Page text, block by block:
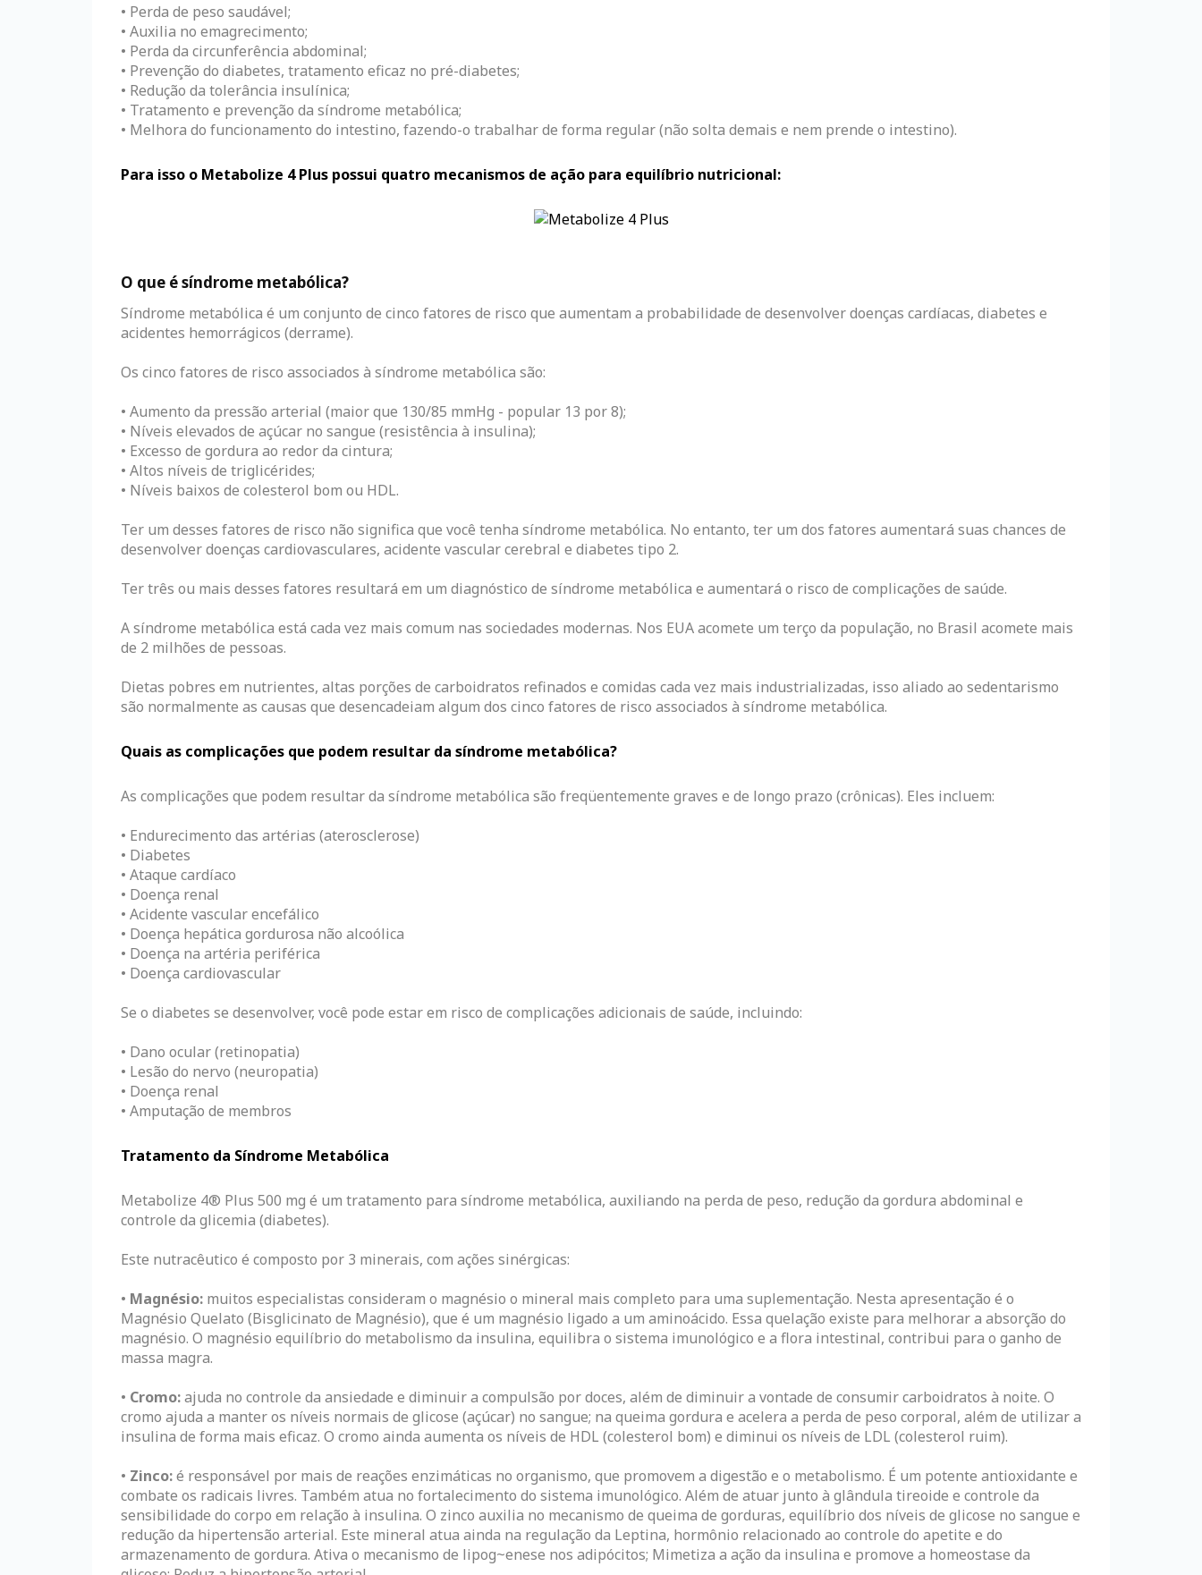
• Perda de peso saudável;
• Auxilia no emagrecimento;
• Perda da circunferência abdominal;
• Prevenção do diabetes, tratamento eficaz no pré-diabetes;
• Redução da tolerância insulínica;
• Tratamento e prevenção da síndrome metabólica;
• Melhora do funcionamento do intestino, fazendo-o trabalhar de forma regular (não solta demais e nem prende o intestino).
Para isso o Metabolize 4 Plus possui quatro mecanismos de ação para equilíbrio nutricional:
O que é síndrome metabólica?
Síndrome metabólica é um conjunto de cinco fatores de risco que aumentam a probabilidade de desenvolver doenças cardíacas, diabetes e
acidentes hemorrágicos (derrame).
Os cinco fatores de risco associados à síndrome metabólica são:
• Aumento da pressão arterial (maior que 130/85 mmHg - popular 13 por 8);
• Níveis elevados de açúcar no sangue (resistência à insulina);
• Excesso de gordura ao redor da cintura;
• Altos níveis de triglicérides;
• Níveis baixos de colesterol bom ou HDL.
Ter um desses fatores de risco não significa que você tenha síndrome metabólica. No entanto, ter um dos fatores aumentará suas chances de
desenvolver doenças cardiovasculares, acidente vascular cerebral e diabetes tipo 2.
Ter três ou mais desses fatores resultará em um diagnóstico de síndrome metabólica e aumentará o risco de complicações de saúde.
A síndrome metabólica está cada vez mais comum nas sociedades modernas. Nos EUA acomete um terço da população, no Brasil acomete mais
de 2 milhões de pessoas.
Dietas pobres em nutrientes, altas porções de carboidratos refinados e comidas cada vez mais industrializadas, isso aliado ao sedentarismo
são normalmente as causas que desencadeiam algum dos cinco fatores de risco associados à síndrome metabólica.
Quais as complicações que podem resultar da síndrome metabólica?
As complicações que podem resultar da síndrome metabólica são freqüentemente graves e de longo prazo (crônicas). Eles incluem:
• Endurecimento das artérias (aterosclerose)
• Diabetes
• Ataque cardíaco
• Doença renal
• Acidente vascular encefálico
• Doença hepática gordurosa não alcoólica
• Doença na artéria periférica
• Doença cardiovascular
Se o diabetes se desenvolver, você pode estar em risco de complicações adicionais de saúde, incluindo:
• Dano ocular (retinopatia)
• Lesão do nervo (neuropatia)
• Doença renal
• Amputação de membros
Tratamento da Síndrome Metabólica
Metabolize 4® Plus 500 mg é um tratamento para síndrome metabólica, auxiliando na perda de peso, redução da gordura abdominal e
controle da glicemia (diabetes).
Este nutracêutico é composto por 3 minerais, com ações sinérgicas:
• Magnésio: muitos especialistas consideram o magnésio o mineral mais completo para uma suplementação. Nesta apresentação é o
Magnésio Quelato (Bisglicinato de Magnésio), que é um magnésio ligado a um aminoácido. Essa quelação existe para melhorar a absorção do
magnésio. O magnésio equilíbrio do metabolismo da insulina, equilibra o sistema imunológico e a flora intestinal, contribui para o ganho de
massa magra.
• Cromo:ajuda no controle da ansiedade e diminuir a compulsão por doces, além de diminuir a vontade de consumir carboidratos à noite. O
cromo ajuda a manter os níveis normais de glicose (açúcar) no sangue; na queima gordura e acelera a perda de peso corporal, além de utilizar a
insulina de forma mais eficaz. O cromo ainda aumenta os níveis de HDL (colesterol bom) e diminui os níveis de LDL (colesterol ruim).
• Zinco:é responsável por mais de reações enzimáticas no organismo, que promovem a digestão e o metabolismo. É um potente antioxidante e
combate os radicais livres. Também atua no fortalecimento do sistema imunológico. Além de atuar junto à glândula tireoide e controle da
sensibilidade do corpo em relação à insulina. O zinco auxilia no mecanismo de queima de gorduras, equilíbrio dos níveis de glicose no sangue e
redução da hipertensão arterial. Este mineral atua ainda na regulação da Leptina, hormônio relacionado ao controle do apetite e do
armazenamento de gordura. Ativa o mecanismo de lipog~enese nos adipócitos; Mimetiza a ação da insulina e promove a homeostase da